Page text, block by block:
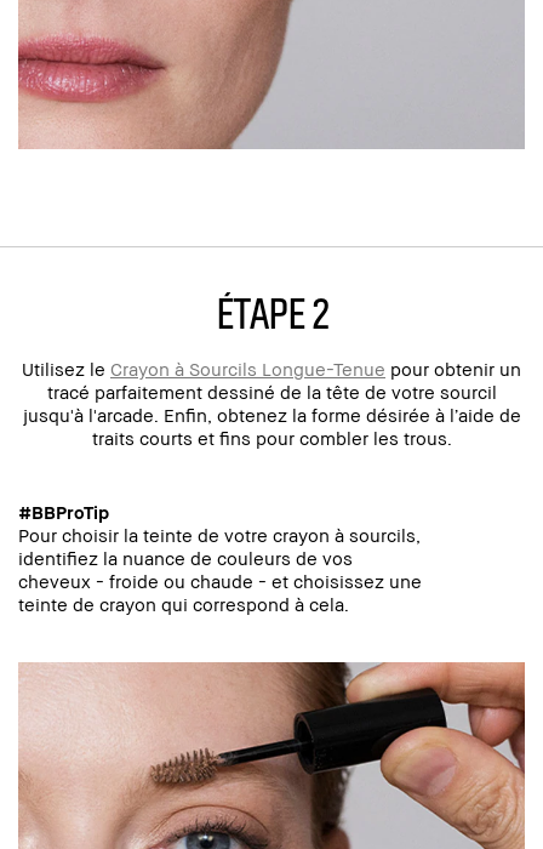
ÉTAPE 2
Utilisez le Crayon à Sourcils Longue-Tenue pour obtenir un
tracé parfaitement dessiné de la tête de votre sourcil
jusqu'à l'arcade. Enfin, obtenez la forme désirée à l’aide de
traits courts et fins pour combler les trous.
#BBProTip
Pour choisir la teinte de votre crayon à sourcils,
identifiez la nuance de couleurs de vos
cheveux - froide ou chaude - et choisissez une
teinte de crayon qui correspond à cela.